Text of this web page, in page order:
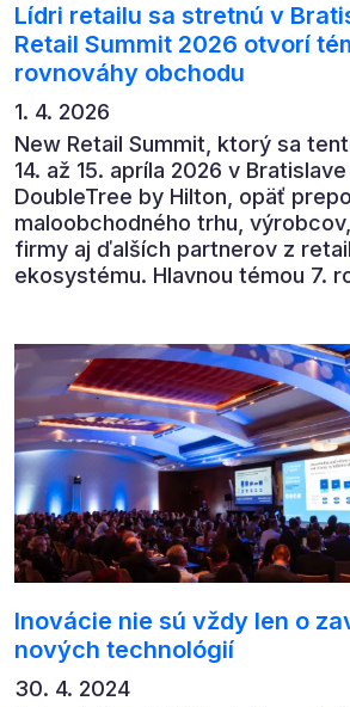
Lídri retailu sa stretnú v
Retail Summit 2026 otvorí
rovnováhy obchodu
1. 4. 2026
New Retail Summit, ktorý sa
14. až 15. apríla 2026 v
DoubleTree by Hilton, opäť
maloobchodného trhu,
firmy aj ďalších partnerov z
ekosystému. Hlavnou témou 7.
Inovácie nie sú vždy len o
nových technológií
30. 4. 2024